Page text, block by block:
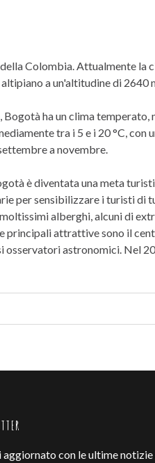
Colombia. Attualmente la
a un'altitudine di 2640
Bogotà ha un clima
tra i 5 e i 20 °C, con
a novembre.
è diventata una meta
per sensibilizzare i turisti di
alberghi, alcuni di
principali attrattive sono il
osservatori astronomici. Nel
con le ultime notizie